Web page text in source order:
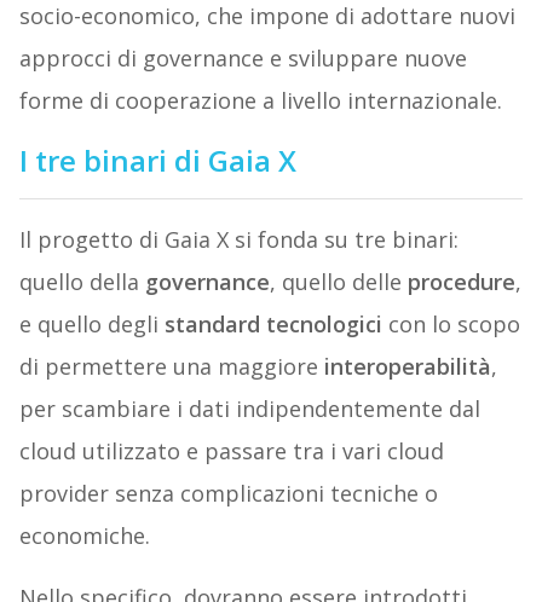
socio-economico, che impone di adottare nuovi
approcci di governance e sviluppare nuove
forme di cooperazione a livello internazionale.
I tre binari di Gaia X
Il progetto di Gaia X si fonda su tre binari:
quello della governance, quello delle procedure,
e quello degli standard tecnologici con lo scopo
di permettere una maggiore interoperabilità,
per scambiare i dati indipendentemente dal
cloud utilizzato e passare tra i vari cloud
provider senza complicazioni tecniche o
economiche.